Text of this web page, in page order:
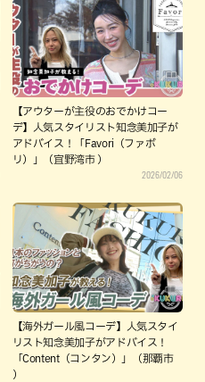
【アウターが主役のおでかけコー
デ】人気スタイリスト知念美加子が
アドバイス！「Favori（ファボ
リ）」（宜野湾市 ）
2026/02/06
【海外ガール風コーデ】人気スタイ
リスト知念美加子がアドバイス！
「Content（コンタン）」（那覇市
）